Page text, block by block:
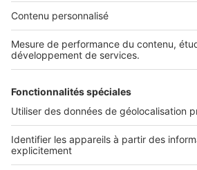
SeLoger neuf c'est
DÉCOUVRIR